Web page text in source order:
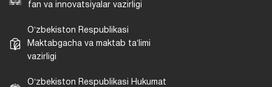
fan va innovatsiyalar vazirligi
Oʻzbekiston Respublikasi
Maktabgacha va maktab taʼlimi
vazirligi
Oʻzbekiston Respublikasi Hukumat